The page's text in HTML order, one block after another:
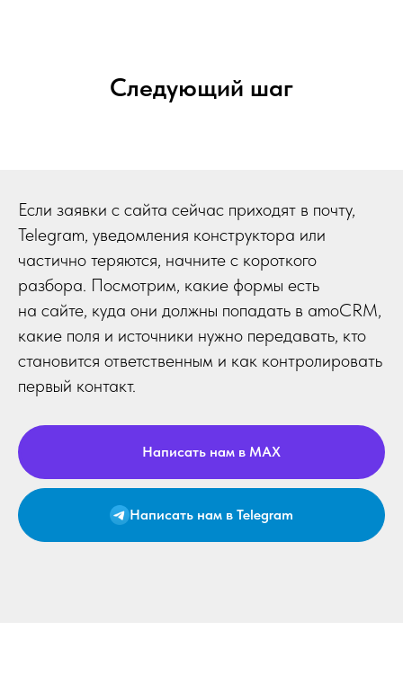
Следующий шаг
Если заявки с сайта сейчас приходят в почту,
Telegram, уведомления конструктора или
частично теряются, начните с короткого
разбора. Посмотрим, какие формы есть
на сайте, куда они должны попадать в amoCRM,
какие поля и источники нужно передавать, кто
становится ответственным и как контролировать
первый контакт.
Написать нам в MAX
Написать нам в Telegram